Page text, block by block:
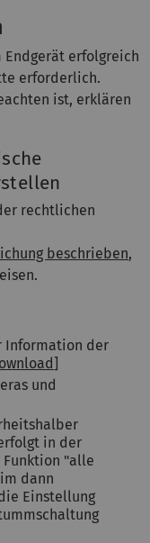
Endgerät erfolgreich
erforderlich.
ist, erklären
rechtlichen
beschrieben,
Information der
und
in der
"alle
dann
Einstellung